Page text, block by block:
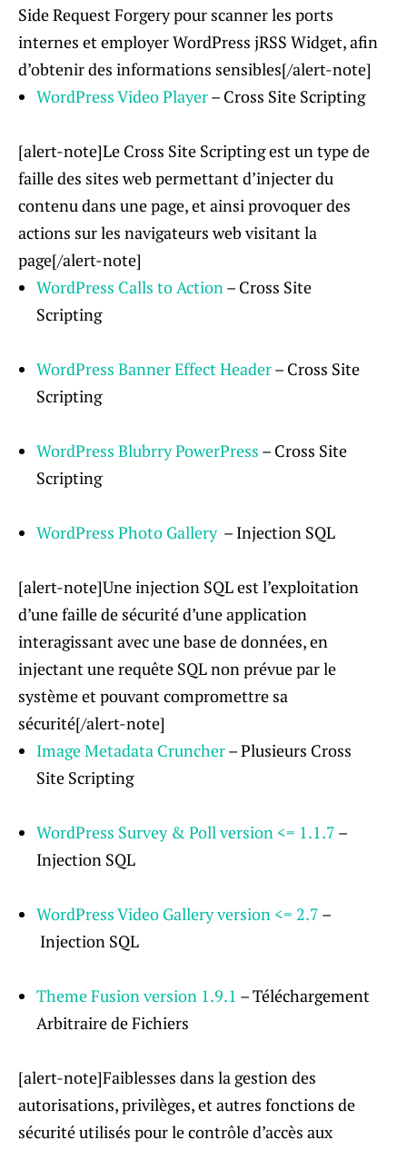
Side Request Forgery pour scanner les ports
internes et employer WordPress jRSS Widget, afin
d’obtenir des informations sensibles[/alert-note]
WordPress Video Player– Cross Site Scripting
[alert-note]Le Cross Site Scripting est un type de
faille des sites web permettant d’injecter du
contenu dans une page, et ainsi provoquer des
actions sur les navigateurs web visitant la
page[/alert-note]
WordPress Calls to Action– Cross Site
Scripting
WordPress Banner Effect Header– Cross Site
Scripting
WordPress Blubrry PowerPress – Cross Site
Scripting
WordPress Photo Gallery– Injection SQL
[alert-note]Une injection SQL est l’exploitation
d’une faille de sécurité d’une application
interagissant avec une base de données, en
injectant une requête SQL non prévue par le
système et pouvant compromettre sa
sécurité[/alert-note]
Image Metadata Cruncher– Plusieurs Cross
Site Scripting
WordPress Survey & Poll version <= 1.1.7 –
Injection SQL
WordPress Video Gallery version <= 2.7 –
Injection SQL
Theme Fusion version 1.9.1 – Téléchargement
Arbitraire de Fichiers
[alert-note]Faiblesses dans la gestion des
autorisations, privilèges, et autres fonctions de
sécurité utilisés pour le contrôle d’accès aux